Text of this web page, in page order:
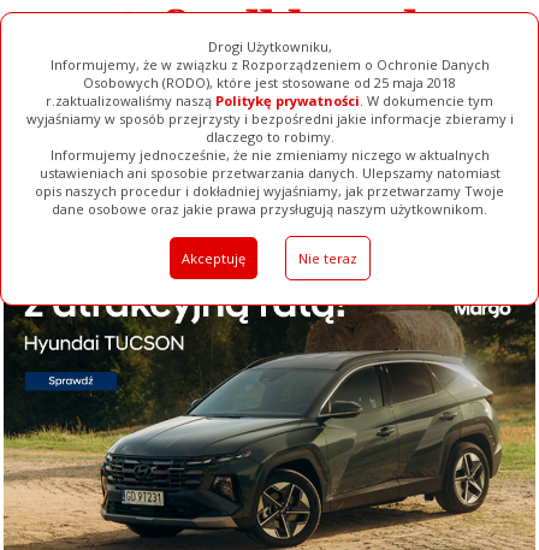
Drogi Użytkowniku,
Informujemy, że w związku z Rozporządzeniem o Ochronie Danych
Osobowych (RODO), które jest stosowane od 25 maja 2018
r.zaktualizowaliśmy naszą Politykę prywatności. W dokumencie tym
wyjaśniamy w sposób przejrzysty i bezpośredni jakie informacje zbieramy i
dlaczego to robimy.
Informujemy jednocześnie, że nie zmieniamy niczego w aktualnych
ustawieniach ani sposobie przetwarzania danych. Ulepszamy natomiast
opis naszych procedur i dokładniej wyjaśniamy, jak przetwarzamy Twoje
dane osobowe oraz jakie prawa przysługują naszym użytkownikom.
Akceptuję Nie teraz
Ogłoszenia Filmy Galerie Baza Firm Pełna Wersja